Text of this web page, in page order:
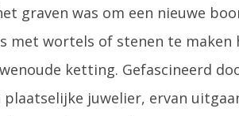
graven was om een nieuwe
wortels of stenen te maken
ketting. Gefascineerd
juwelier, ervan